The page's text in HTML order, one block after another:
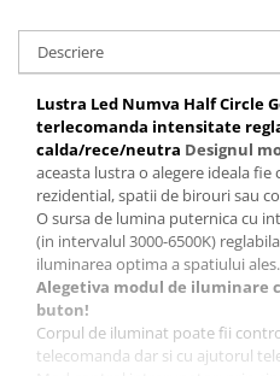
Descriere
Lustra Led Numva Half Circle
terlecomanda intensitate
calda/rece/neutra Designul
aceasta lustra o alegere ideala
rezidential, spatii de birouri sau
O sursa de lumina puternica cu
(in intervalul 3000-6500K)
iluminarea optima a spatiului ales.
Alegetiva modul de iluminare
buton!
Corpul de iluminat poate fii
telecomanda dar si cu ajutorul